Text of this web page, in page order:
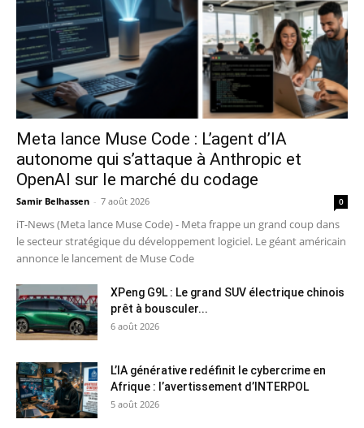
Meta lance Muse Code : L’agent d’IA
autonome qui s’attaque à Anthropic et
OpenAI sur le marché du codage
Samir Belhassen - 7 août 2026 0
iT-News (Meta lance Muse Code) - Meta frappe un grand coup dans
le secteur stratégique du développement logiciel. Le géant américain
annonce le lancement de Muse Code
XPeng G9L : Le grand SUV électrique chinois
prêt à bousculer...
6 août 2026
L’IA générative redéfinit le cybercrime en
Afrique : l’avertissement d’INTERPOL
5 août 2026